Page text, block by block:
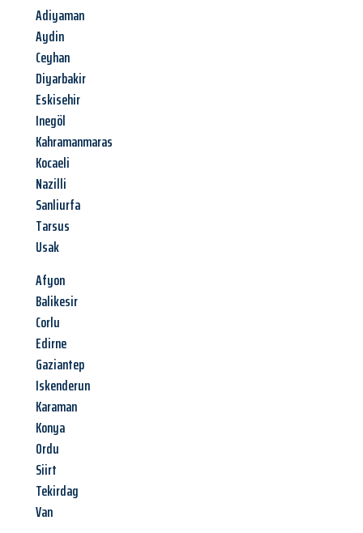
Adiyaman
Aydin
Ceyhan
Diyarbakir
Eskisehir
Inegöl
Kahramanmaras
Kocaeli
Nazilli
Sanliurfa
Tarsus
Usak
Afyon
Balikesir
Corlu
Edirne
Gaziantep
Iskenderun
Karaman
Konya
Ordu
Siirt
Tekirdag
Van